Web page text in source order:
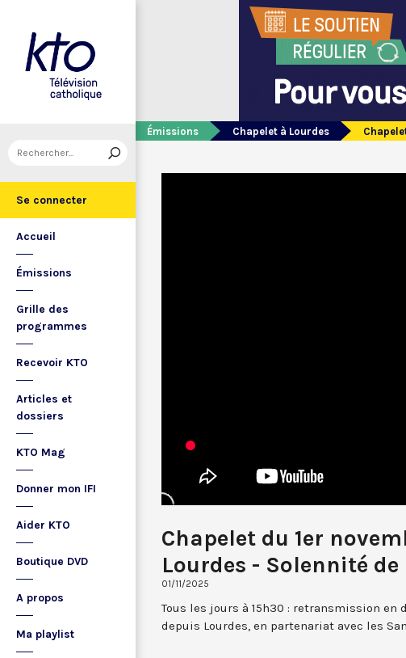
Se connecter
Accueil
Émissions
Grille des
programmes
Recevoir KTO
Articles et
dossiers
KTO Mag
Donner mon IFI
Aider KTO
Boutique DVD
A propos
Ma playlist
Émissions Chapelet à Lourdes
Chapelet du 1er
Lourdes - Solennité
01/11/2025
Tous les jours à 15h30 : retransmission en
depuis Lourdes, en partenariat avec les